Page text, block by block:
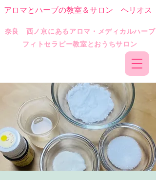
​奈良 西ノ京にあるアロマ・メディカルハーブ
フィトセラピー教室とおうちサロン
アロマとハーブの教室＆サロン ヘリオス